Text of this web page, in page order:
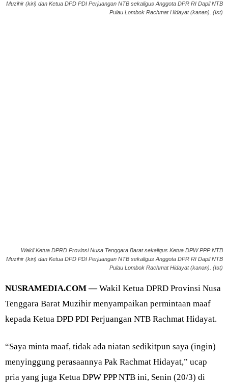
Muzihir (kiri) dan Ketua DPD PDI Perjuangan NTB sekaligus Anggota DPR RI Dapil NTB
Pulau Lombok Rachmat Hidayat (kanan). (Ist)
Wakil Ketua DPRD Provinsi Nusa Tenggara Barat sekaligus Ketua DPW PPP NTB
Muzihir (kiri) dan Ketua DPD PDI Perjuangan NTB sekaligus Anggota DPR RI Dapil NTB
Pulau Lombok Rachmat Hidayat (kanan). (Ist)
NUSRAMEDIA.COM —Wakil Ketua DPRD Provinsi Nusa
Tenggara Barat Muzihir menyampaikan permintaan maaf
kepada Ketua DPD PDI Perjuangan NTB Rachmat Hidayat.
“Saya minta maaf, tidak ada niatan sedikitpun saya (ingin)
menyinggung perasaannya Pak Rachmat Hidayat,” ucap
pria yang juga Ketua DPW PPP NTB ini, Senin (20/3) di